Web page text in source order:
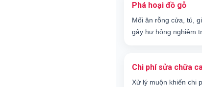
Phá hoại đồ gỗ
Mối ăn rỗng cửa, tủ,
gây hư hỏng nghiêm
Chi phí sửa chữa
Xử lý muộn khiến chi